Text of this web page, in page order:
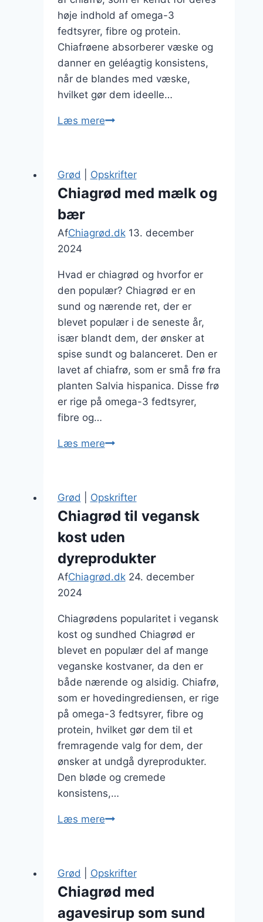
høje indhold af omega-3
fedtsyrer, fibre og protein.
Chiafrøene absorberer væske og
danner en geléagtig konsistens,
når de blandes med væske,
hvilket gør dem ideelle…
Læs mereChiagrød
til
en
livsstil
Grød Opskrifter
Chiagrød med mælk og
bær
AfChiagrød.dk 13. december
2024
Hvad er chiagrød og hvorfor er
den populær? Chiagrød er en
sund og nærende ret, der er
blevet populær i de seneste år,
især blandt dem, der ønsker at
spise sundt og balanceret. Den er
lavet af chiafrø, som er små frø fra
planten Salvia hispanica. Disse frø
er rige på omega-3 fedtsyrer,
fibre og…
Læs mereChiagrød
bær
Grød Opskrifter
Chiagrød til vegansk
kost uden
dyreprodukter
AfChiagrød.dk 24. december
2024
Chiagrødens popularitet i vegansk
kost og sundhed Chiagrød er
blevet en populær del af mange
veganske kostvaner, da den er
både nærende og alsidig. Chiafrø,
som er hovedingrediensen, er rige
på omega-3 fedtsyrer, fibre og
protein, hvilket gør dem til et
fremragende valg for dem, der
ønsker at undgå dyreprodukter.
Den bløde og cremede
konsistens,…
Læs mereChiagrød
uden
dyreprodukter
Grød Opskrifter
Chiagrød med
agavesirup som sund